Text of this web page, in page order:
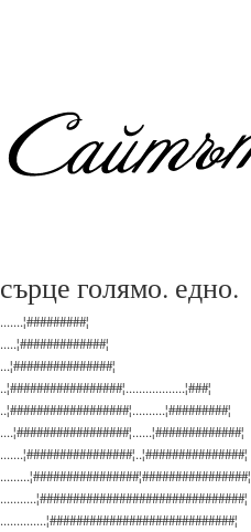
сърце голямо. едно.
.......¦#########¦
.....¦#############¦
...¦###############¦
..¦#################¦..................¦###¦
..¦##################¦..........¦#########¦
....¦#################¦......¦#############¦
.......¦################¦..¦###############¦
.........¦################¦################¦
...........¦###############################¦
..............¦############################¦